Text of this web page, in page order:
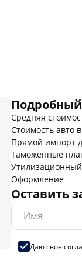
Средняя
Стоимость авто
Прямой импорт
Таможенные
Оформление
Оставить
Даю своё